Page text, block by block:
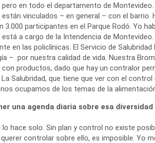
en todo el departamento de
vinculados – en general – con el barrio.
3.000 participantes en el Parque Rodó. Yo
a cargo de la Intendencia de
en las policlínicas. El Servicio de
– por nuestra calidad de vida. Nuestra
productos, dado que hay un contralor
Salubridad, que tiene que ver con el
ocupamos de los temas de la
una agenda diaria sobre esa
lo hace solo. Sin plan y control no existe
controlar sobre ello, es imposible. Yo